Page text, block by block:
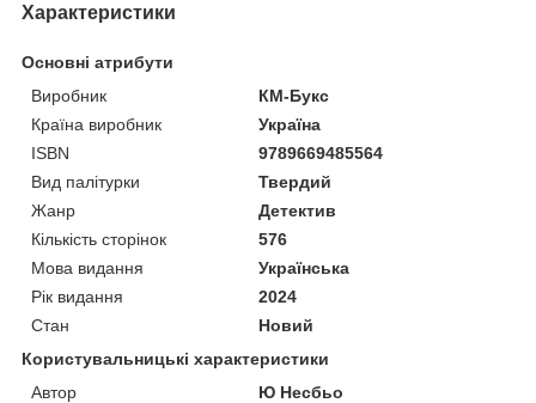
Характеристики
Основні атрибути
Виробник
КМ-Букс
Країна виробник
Україна
ISBN
9789669485564
Вид палітурки
Твердий
Жанр
Детектив
Кількість сторінок
576
Мова видання
Українська
Рік видання
2024
Стан
Новий
Користувальницькі характеристики
Автор
Ю Несбьо